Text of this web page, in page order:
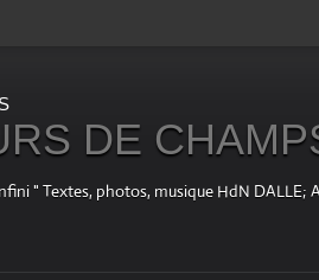
DE
" Textes, photos, musique HdN DALLE;